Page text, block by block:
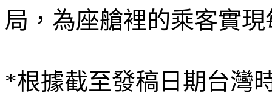
局，為座艙裡的乘客實
*根據截至發稿日期台灣